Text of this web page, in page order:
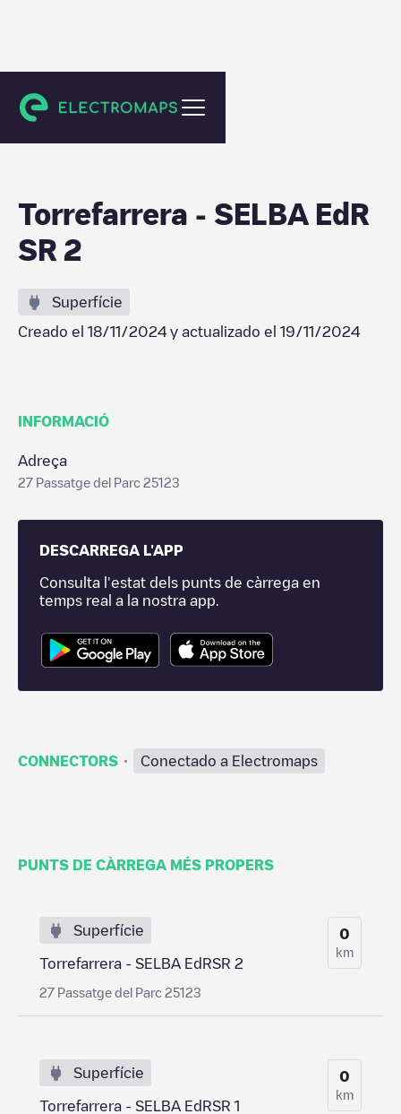
Torrefarrera
Torrefarrera - SELBA EdR
SR 2
Superfície
Creado el 18/11/2024 y actualizado el 19/11/2024
INFORMACIÓ
Adreça
27 Passatge del Parc 25123
DESCARREGA L'APP
Consulta l'estat dels punts de càrrega en
temps real a la nostra app.
CONNECTORS · Conectado a Electromaps
PUNTS DE CÀRREGA MÉS PROPERS
Superfície
Torrefarrera - SELBA EdRSR 2
27 Passatge del Parc 25123
0
km
Superfície
Torrefarrera - SELBA EdRSR 1
0
km